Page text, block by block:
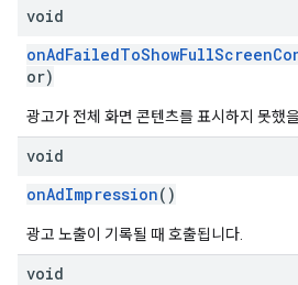
void
or)
광고가 전체 화면 콘텐츠를 표시하지 못했
void
onAdImpression()
광고 노출이 기록될 때 호출됩니다.
void